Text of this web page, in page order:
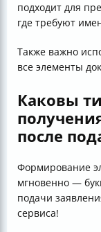
подходит для
где требуют
Также важно
все элементы
Каковы
после
Формирование
мгновенно —
подачи
сервиса!